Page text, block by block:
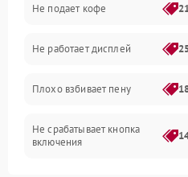
Управление и электроника
Программное обеспечение
Не подает кофе
Не работает дисплей
Плохо взбивает пену
Не срабатывает кнопка
включения